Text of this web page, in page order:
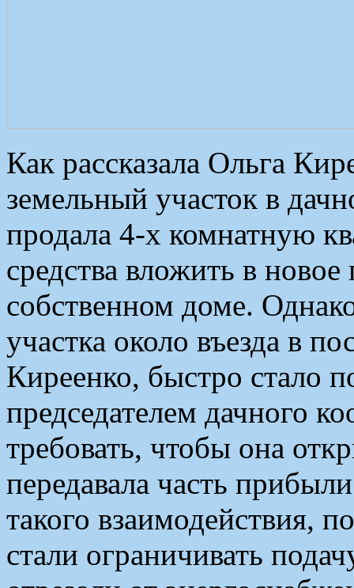
Как рассказала Ольга
земельный участок в
продала 4-х комнатную
средства вложить в
собственном доме.
участка около въезда в
Киреенко, быстро стало
председателем дачного
требовать, чтобы она
передавала часть
такого взаимодействия,
стали ограничивать